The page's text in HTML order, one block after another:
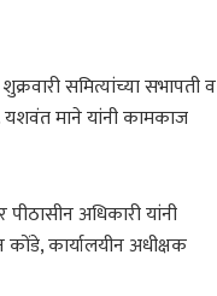
समित्यांच्या सभापती व
यशवंत माने यांनी कामकाज
अधिकारी यांनी
कार्यालयीन अधीक्षक